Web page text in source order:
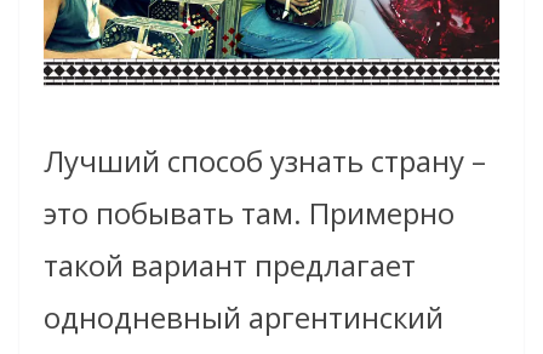
Лучший способ узнать страну –
это побывать там. Примерно
такой вариант предлагает
однодневный аргентинский